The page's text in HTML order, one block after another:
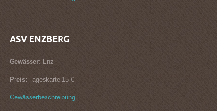
ASV ENZBERG
Gewässer: Enz
Preis: Tageskarte 15 €
Gewässerbeschreibung